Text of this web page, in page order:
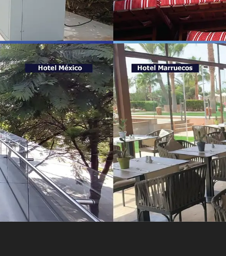
CONTACTANO
S
FORMULARIO DE AGENDA